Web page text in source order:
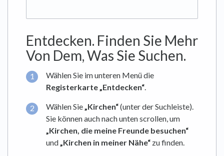
Entdecken. Finden Sie Mehr
Von Dem, Was Sie Suchen.
Wählen Sie im unteren Menü die
Registerkarte „Entdecken“.
Wählen Sie„Kirchen“(unter der Suchleiste).
Sie können auch nach unten scrollen, um
„Kirchen, die meine Freunde besuchen“
und„Kirchen in meiner Nähe“ zu finden.